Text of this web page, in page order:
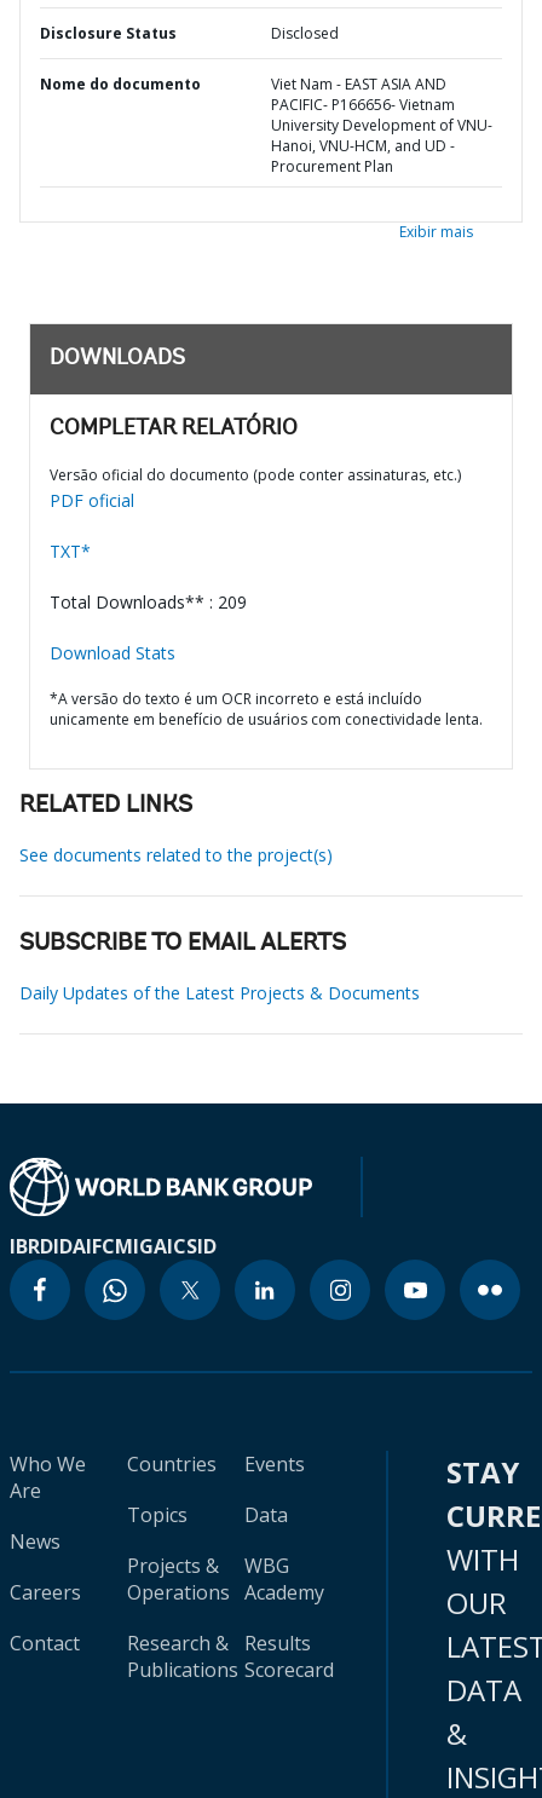
Disclosure Status Disclosed
Nome do documento
Viet Nam - EAST ASIA AND
PACIFIC- P166656- Vietnam
University Development of VNU-
Hanoi, VNU-HCM, and UD -
Procurement Plan
Exibir mais
DOWNLOADS
COMPLETAR RELATÓRIO
Versão oficial do documento (pode conter assinaturas, etc.)
PDF oficial
TXT*
Total Downloads** : 209
Download Stats
*A versão do texto é um OCR incorreto e está incluído
unicamente em benefício de usuários com conectividade lenta.
RELATED LINKS
See documents related to the project(s)
SUBSCRIBE TO EMAIL ALERTS
Daily Updates of the Latest Projects & Documents
IBRDIDAIFCMIGAICSID
Who We
Are
News
Careers
Contact
Countries
Topics
Projects &
Operations
Research &
Publications
Events
Data
WBG
Academy
Results
Scorecard
STAY
WITH
OUR
DATA
&